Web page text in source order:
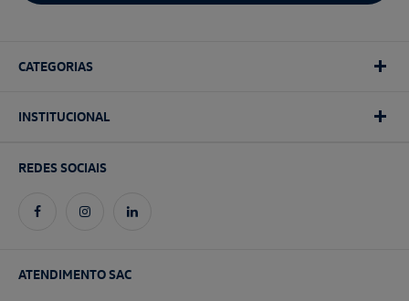
CATEGORIAS
INSTITUCIONAL
REDES SOCIAIS
ATENDIMENTO SAC